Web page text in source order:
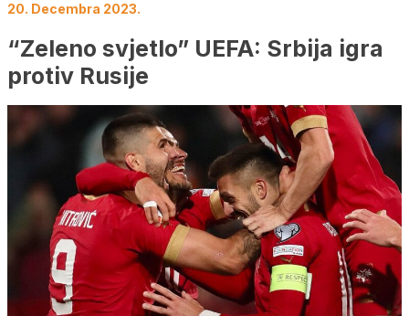
20. Decembra 2023.
“Zeleno svjetlo” UEFA: Srbija igra
protiv Rusije